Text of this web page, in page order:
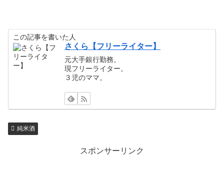
この記事を書いた人
さくら【フリーライター】
元大手銀行勤務。
現フリーライター。
３児のママ。
純米酒
スポンサーリンク